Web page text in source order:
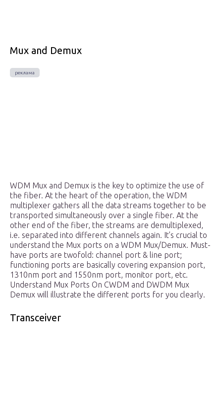
Mux and Demux
WDM Mux and Demux is the key to optimize the use of
the fiber. At the heart of the operation, the WDM
multiplexer gathers all the data streams together to be
transported simultaneously over a single fiber. At the
other end of the fiber, the streams are demultiplexed,
i.e. separated into different channels again. It’s crucial to
understand the Mux ports on a WDM Mux/Demux. Must-
have ports are twofold: channel port & line port;
functioning ports are basically covering expansion port,
1310nm port and 1550nm port, monitor port, etc.
Understand Mux Ports On CWDM and DWDM Mux
Demux will illustrate the different ports for you clearly.
Transceiver